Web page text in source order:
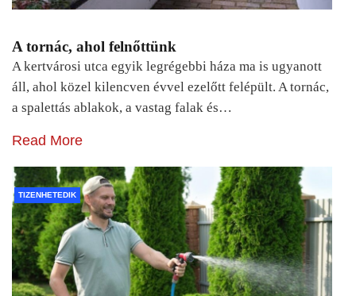
A tornác, ahol felnőttünk
A kertvárosi utca egyik legrégebbi háza ma is ugyanott
áll, ahol közel kilencven évvel ezelőtt felépült. A tornác,
a spalettás ablakok, a vastag falak és…
Read More
TIZENHETEDIK